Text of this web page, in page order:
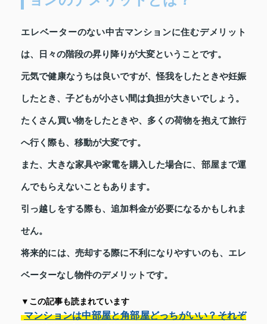
エレベーターのない中古マンションに住むデメリット
は、日々の階段の昇り降りが大変ということです。
元気で健康なうちは良いですが、怪我をしたときや妊娠
したとき、子どもが小さい間は負担が大きいでしょう。
たくさん買い物をしたときや、多くの荷物を抱えて旅行
へ行く際も、移動が大変です。
また、大きな家具や家電を購入した場合に、部屋まで運
んでもらえないこともあります。
引っ越しをする際も、追加料金が必要になるかもしれま
せん。
将来的には、売却する際に不利になりやすいのも、エレ
ベーターなし物件のデメリットです。
▼この記事も読まれています
マンションは中部屋と角部屋どっちがいい？それぞ